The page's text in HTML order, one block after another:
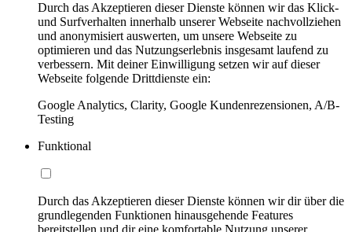
Durch das Akzeptieren dieser Dienste können wir das Klick-
und Surfverhalten innerhalb unserer Webseite nachvollziehen
und anonymisiert auswerten, um unsere Webseite zu
optimieren und das Nutzungserlebnis insgesamt laufend zu
verbessern. Mit deiner Einwilligung setzen wir auf dieser
Webseite folgende Drittdienste ein:
Google Analytics, Clarity, Google Kundenrezensionen, A/B-
Testing
Funktional
Durch das Akzeptieren dieser Dienste können wir dir über die
grundlegenden Funktionen hinausgehende Features
bereitstellen und dir eine komfortable Nutzung unserer